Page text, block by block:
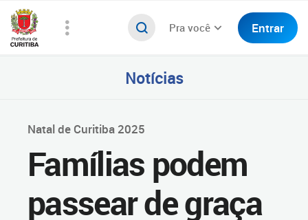
Pra você Entrar
Notícias
Natal de Curitiba 2025
Famílias podem
passear de graça